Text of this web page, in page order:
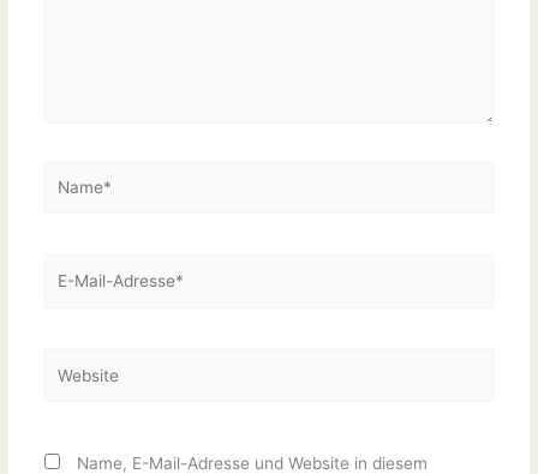
Mail-
Name, E-Mail-Adresse und Website in diesem